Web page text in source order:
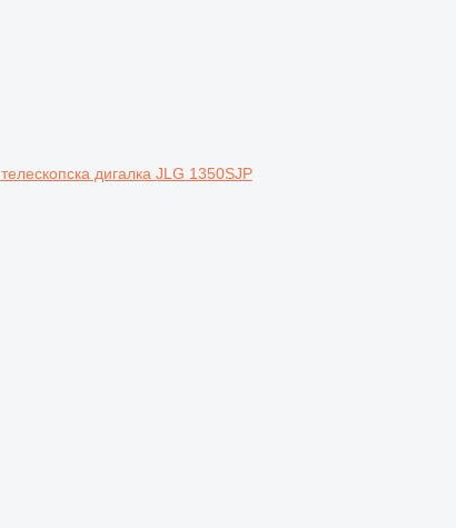
телескопска дигалка JLG 1350SJP